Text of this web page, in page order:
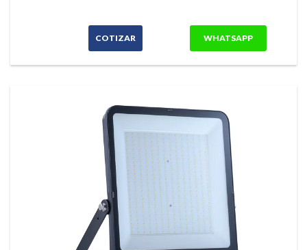
COTIZAR WHATSAPP